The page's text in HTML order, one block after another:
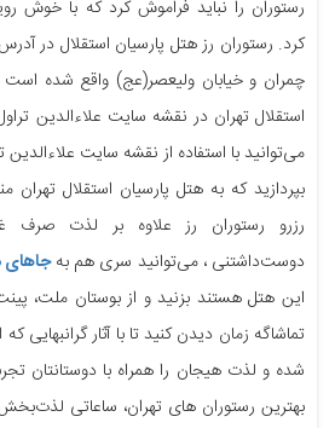
رستوران را نباید فراموش کرد که با خوش
کرد. رستوران رز هتل پارسیان استقلال در
چمران و خیابان ولیعصر(عج) واقع شده
استقلال تهران در نقشه سایت علاءالدین
می‌توانید با استفاده از نقشه سایت
بپردازید که به هتل پارسیان استقلال
رزرو رستوران رز علاوه بر لذت صرف
دوست‌داشتنی ، می‌توانید سری هم بهجاهای
این هتل هستند بزنید و از بوستان ملت،
تماشاگه زمان دیدن کنید تا با آثار گرانبهایی
شده و لذت هیجان را همراه با دوستانتان
بهترین رستوران های تهران، ساعاتی لذت‌بخش